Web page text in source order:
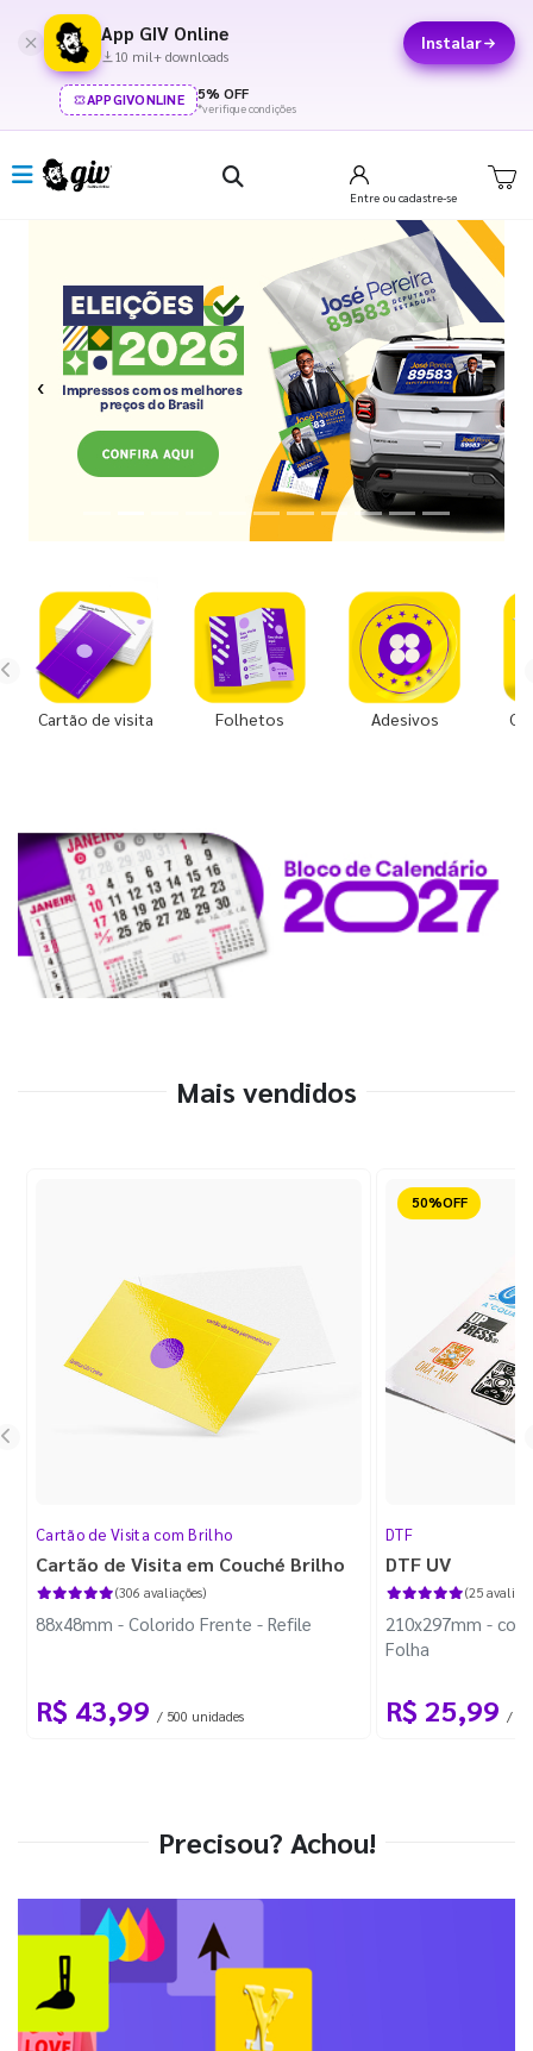
App GIV Online
10 mil+ downloads
Instalar
APPGIVONLINE 5% OFF
*verifique condições
Entre ou cadastre-se
Previous Next
Cartão de visita Folhetos Adesivos
Mais vendidos
Cartão de Visita com Brilho
Cartão de Visita em Couché Brilho
(306 avaliações)
88x48mm - Colorido Frente - Refile
R$ 43,99 / 500 unidades
Reduzido
DTF
DTF UV
(25
210x297mm -
Folha
R$ 25,99 / 1
Precisou? Achou!